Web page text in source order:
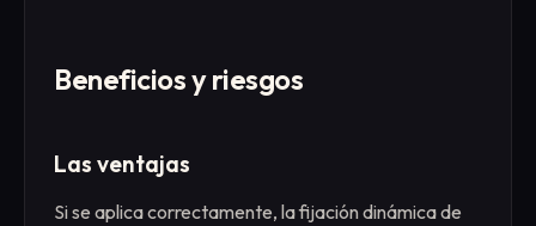
Beneficios y riesgos
Las ventajas
Si se aplica correctamente, la fijación dinámica de